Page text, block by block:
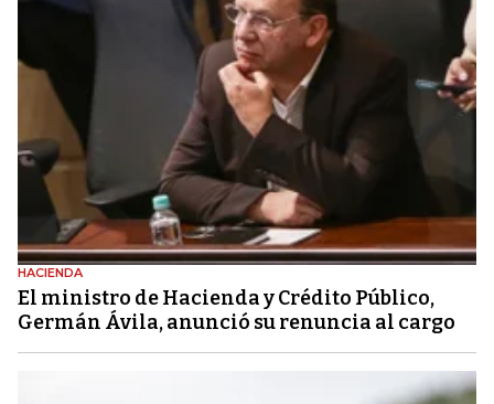
HACIENDA
El ministro de Hacienda y Crédito Público,
Germán Ávila, anunció su renuncia al cargo